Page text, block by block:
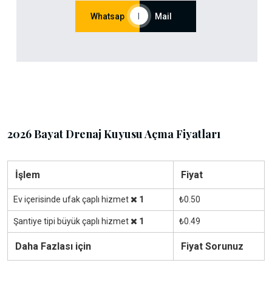
Whatsap Mail
2026 Bayat Drenaj Kuyusu Açma Fiyatları
İşlem Fiyat
Ev içerisinde ufak çaplı hizmet 1 ₺0.50
Şantiye tipi büyük çaplı hizmet 1 ₺0.49
Daha Fazlası için Fiyat Sorunuz